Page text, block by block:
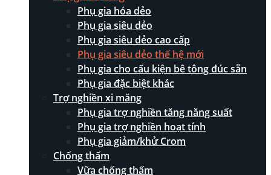
Phụ gia hóa dẻo
Phụ gia siêu dẻo
Phụ gia siêu dẻo cao cấp
Phụ gia siêu dẻo thế hệ mới
Phụ gia cho cấu kiện bê tông đúc sẵn
Phụ gia đặc biệt khác
Trợ nghiền xi măng
Phụ gia trợ nghiền tăng năng suất
Phụ gia trợ nghiền hoạt tính
Phụ gia giảm/khử Crom
Chống thấm
Vữa chống thấm